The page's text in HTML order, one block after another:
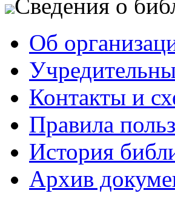
Сведения о
Об
Контакты и
Правила
История
Архив